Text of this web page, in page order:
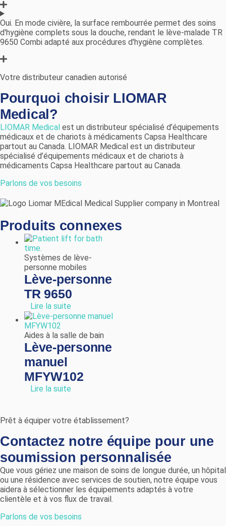
Oui. En mode civière, la surface rembourrée permet des soins
d'hygiène complets sous la douche, rendant le lève-malade TR
9650 Combi adapté aux procédures d'hygiène complètes.
Votre distributeur canadien autorisé
Pourquoi choisir LIOMAR
Medical?
LIOMAR Medical est un distributeur spécialisé d’équipements
médicaux et de chariots à médicaments Capsa Healthcare
partout au Canada. LIOMAR Medical est un distributeur
spécialisé d’équipements médicaux et de chariots à
médicaments Capsa Healthcare partout au Canada.
Parlons de vos besoins
Produits connexes
Systèmes de lève-
personne mobiles
Lève-personne
TR 9650
Lire la suite
Aides à la salle de bain
Lève-personne
manuel
MFYW102
Lire la suite
Prêt à équiper votre établissement?
Contactez notre équipe pour une
soumission personnalisée
Que vous gériez une maison de soins de longue durée, un hôpital
ou une résidence avec services de soutien, notre équipe vous
aidera à sélectionner les équipements adaptés à votre
clientèle et à vos flux de travail.
Parlons de vos besoins